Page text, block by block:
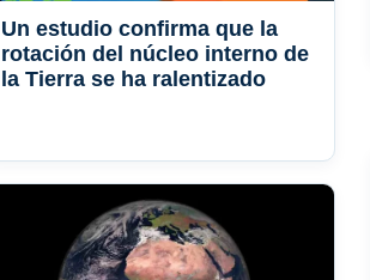
Un estudio confirma que la
rotación del núcleo interno de
la Tierra se ha ralentizado